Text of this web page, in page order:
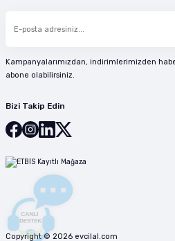
Kampanyalarımızdan, indirimlerimizden
abone olabilirsiniz.
Bizi Takip Edin
Copyright © 2026 evcilal.com